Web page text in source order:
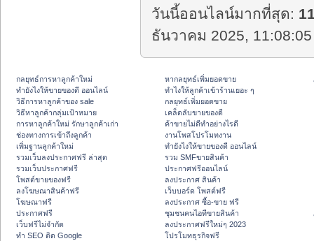
วันนี้ออนไลน์มากที่สุด:
ธันวาคม 2025,
กลยุทธ์การหาลูกค้าใหม่
ทํายังไงให้ขายของดี ออนไลน์
วิธีการหาลูกค้าของ sale
วิธีหาลูกค้ากลุ่มเป้าหมาย
การหาลูกค้าใหม่ รักษาลูกค้าเก่า
ช่องทางการเข้าถึงลูกค้า
เพิ่มฐานลูกค้าใหม่
รวมเว็บลงประกาศฟรี ล่าสุด
รวมเว็บประกาศฟรี
โพสต์ขายของฟรี
ลงโฆษณาสินค้าฟรี
โฆษณาฟรี
ประกาศฟรี
เว็บฟรีไม่จำกัด
ทำ SEO ติด Google
หากลยุทธ์เพิ่มยอดขาย
ทําไงให้ลูกค้าเข้าร้านเยอะ ๆ
กลยุทธ์เพิ่มยอดขาย
เคล็ดลับขายของดี
ค้าขายไม่ดีทำอย่างไรดี
งานโพสโปรโมทงาน
ทํายังไงให้ขายของดี ออนไลน์
รวม SMFขายสินค้า
ประกาศฟรีออนไลน์
ลงประกาศ สินค้า
เว็บบอร์ด โพสต์ฟรี
ลงประกาศ ซื้อ-ขาย ฟรี
ชุมชนคนไอทีขายสินค้า
ลงประกาศฟรีใหม่ๆ 2023
โปรโมทธุรกิจฟรี